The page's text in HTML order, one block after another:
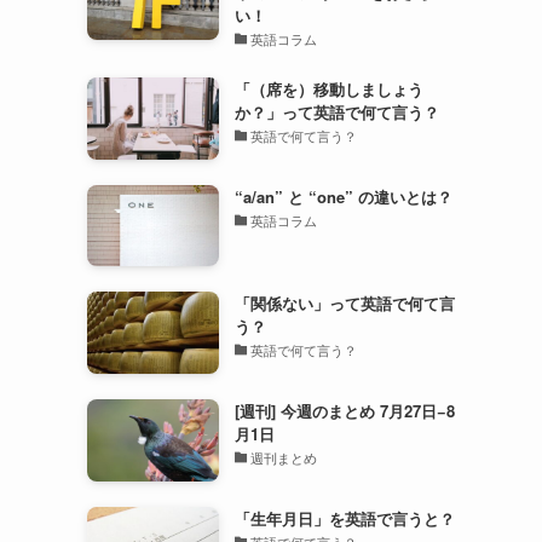
い！
英語コラム
「（席を）移動しましょう
か？」って英語で何て言う？
英語で何て言う？
“a/an” と “one” の違いとは？
英語コラム
「関係ない」って英語で何て言
う？
英語で何て言う？
[週刊] 今週のまとめ 7月27日−8
月1日
週刊まとめ
「生年月日」を英語で言うと？